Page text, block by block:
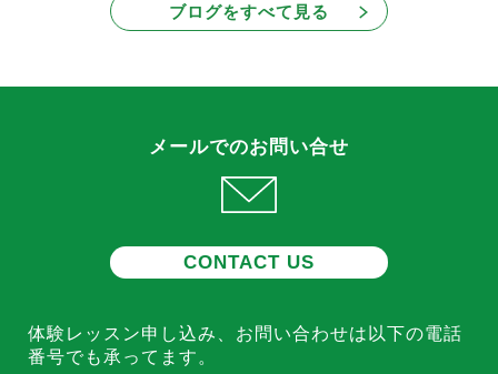
ブログをすべて見る
メールでのお問い合せ
CONTACT US
体験レッスン申し込み、お問い合わせは 以下の電話
番号でも承ってます。